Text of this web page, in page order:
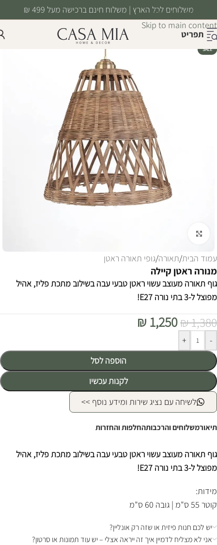
Skip to navigation
Skip to main content
משלוחים לכל הארץ | משלוח חינם ברכישה מעל 499 ₪
תפריט
SALE
עמוד הבית/תאורה/גופי תאורה ראטן
מנורה ראטן קיילה
גוף תאורה מעוצב עשוי ראטן טבעי עבה בשילוב מתכת פליז, אהיל
מפוצל ל-3 בתי נורה E27!
₪1,380
₪ 1,250
-
+
הוספה לסל
לקנות עכשיו
Alternative:
לשיחה עם נציג שירות ומידע נוסף >>
תיאורמשלוחים והרכבותהחלפות והחזרות
גוף תאורה מעוצב עשוי ראטן טבעי עבה בשילוב מתכת פליז, אהיל
מפוצל ל-3 בתי נורה E27!
מידות:
קוטר 55 ס"מ | גובה 60 ס"מ
יש לכם חנות פיזית או שזה רק אונליין?
אני לא מצליח לדמיין איך זה ייראה אצלי – יש עוד תמונות או סרטון?